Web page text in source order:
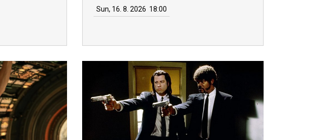
Sun, 16. 8. 2026 18:00